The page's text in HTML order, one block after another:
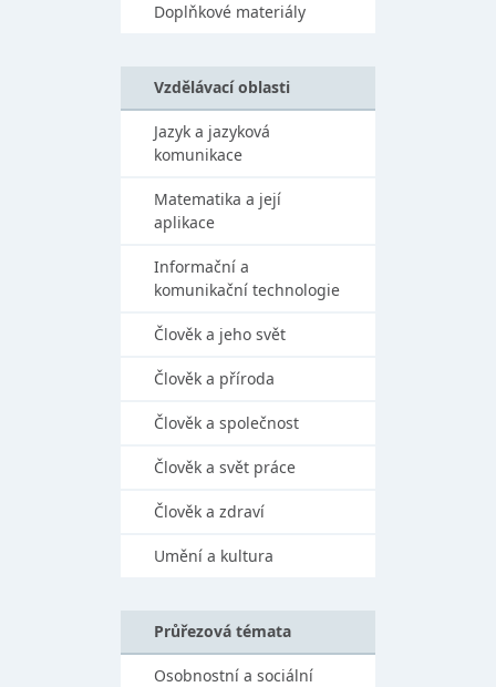
Doplňkové materiály
Vzdělávací oblasti
Jazyk a jazyková
komunikace
Matematika a její
aplikace
Informační a
komunikační technologie
Člověk a jeho svět
Člověk a příroda
Člověk a společnost
Člověk a svět práce
Člověk a zdraví
Umění a kultura
Průřezová témata
Osobnostní a sociální